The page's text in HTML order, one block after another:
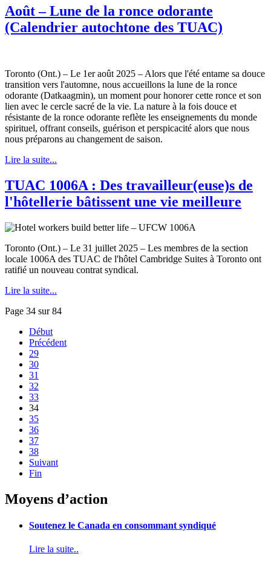
Août – Lune de la ronce odorante
(Calendrier autochtone des TUAC)
Toronto (Ont.) – Le 1er août 2025 – Alors que l'été entame sa douce
transition vers l'automne, nous accueillons la lune de la ronce
odorante (Datkaagmin), un moment pour honorer cette ronce et son
lien avec le cercle sacré de la vie. La nature à la fois douce et
résistante de la ronce odorante reflète les enseignements du monde
spirituel, offrant conseils, guérison et perspicacité alors que nous
nous préparons au changement de saison.
Lire la suite...
TUAC 1006A : Des travailleur(euse)s de
l'hôtellerie bâtissent une vie meilleure
Toronto (Ont.) – Le 31 juillet 2025 – Les membres de la section
locale 1006A des TUAC de l'hôtel Cambridge Suites à Toronto ont
ratifié un nouveau contrat syndical.
Lire la suite...
Page 34 sur 84
Début
Précédent
29
30
31
32
33
34
35
36
37
38
Suivant
Fin
Moyens d’action
Soutenez le Canada en consommant syndiqué
Lire la suite..